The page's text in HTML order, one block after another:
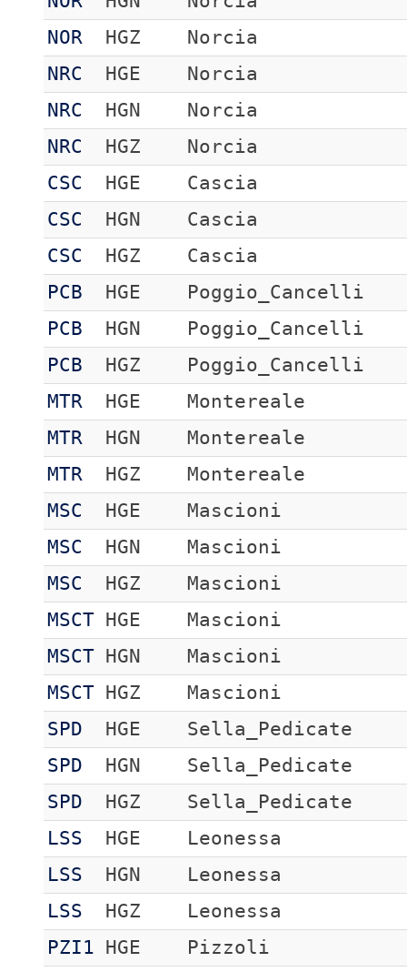
NOR
HGZ
Norcia
NRC
HGE
Norcia
NRC
HGN
Norcia
NRC
HGZ
Norcia
CSC
HGE
Cascia
CSC
HGN
Cascia
CSC
HGZ
Cascia
PCB
HGE
Poggio_Cancelli
PCB
HGN
Poggio_Cancelli
PCB
HGZ
Poggio_Cancelli
MTR
HGE
Montereale
MTR
HGN
Montereale
MTR
HGZ
Montereale
MSC
HGE
Mascioni
MSC
HGN
Mascioni
MSC
HGZ
Mascioni
MSCT
HGE
Mascioni
MSCT
HGN
Mascioni
MSCT
HGZ
Mascioni
SPD
HGE
Sella_Pedicate
SPD
HGN
Sella_Pedicate
SPD
HGZ
Sella_Pedicate
LSS
HGE
Leonessa
LSS
HGN
Leonessa
LSS
HGZ
Leonessa
PZI1
HGE
Pizzoli